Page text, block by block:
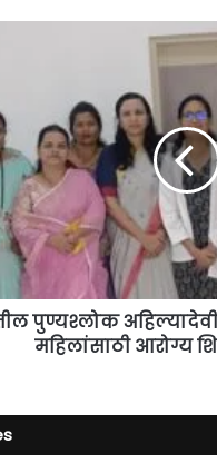
पुण्यश्लोक
महिलांसाठी आरोग्य